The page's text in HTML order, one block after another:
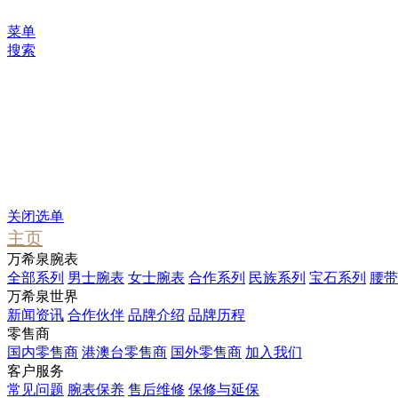
菜单
搜索
关闭选单
主页
万希泉腕表
全部系列 男士腕表 女士腕表 合作系列 民族系列 宝石系列 腰带
万希泉世界
新闻资讯 合作伙伴 品牌介绍 品牌历程
零售商
国内零售商 港澳台零售商 国外零售商 加入我们
客户服务
常见问题 腕表保养 售后维修 保修与延保